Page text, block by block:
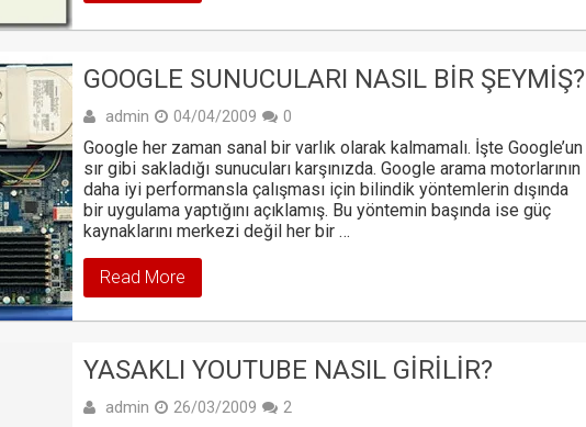
GOOGLE SUNUCULARI NASIL BIR ŞEYMIŞ?
admin 04/04/2009 0
Google her zaman sanal bir varlık olarak kalmamalı. İşte Google’un
sır gibi sakladığı sunucuları karşınızda. Google arama motorlarının
daha iyi performansla çalışması için bilindik yöntemlerin dışında
bir uygulama yaptığını açıklamış. Bu yöntemin başında ise güç
kaynaklarını merkezi değil her bir …
Read More
YASAKLI YOUTUBE NASIL GIRILIR?
admin 26/03/2009 2